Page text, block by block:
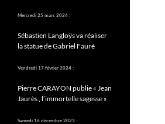
Mercredi 25 mars 2024 :
Sébastien Langloÿs va réaliser
la statue de Gabriel Fauré
Vendredi 17 février 2024 :
Pierre CARAYON publie « Jean
Jaurès , l’immortelle sagesse »
Samedi 16 décembre 2023 :